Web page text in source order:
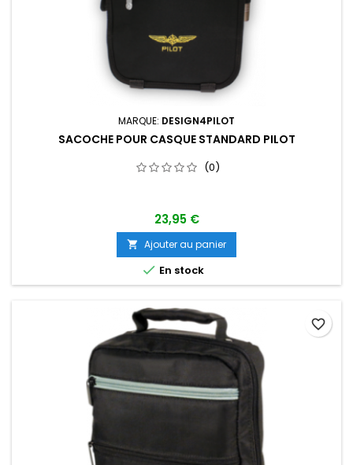
MARQUE: DESIGN4PILOT
SACOCHE POUR CASQUE STANDARD PILOT
(0)
23,95 €
 Ajouter au panier
 En stock
favorite_border